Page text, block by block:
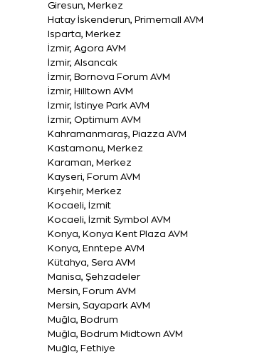
Giresun, Merkez
Hatay İskenderun, Primemall AVM
Isparta, Merkez
İzmir, Agora AVM
İzmir, Alsancak
İzmir, Bornova Forum AVM
İzmir, Hilltown AVM
İzmir, İstinye Park AVM
İzmir, Optimum AVM
Kahramanmaraş, Piazza AVM
Kastamonu, Merkez
Karaman, Merkez
Kayseri, Forum AVM
Kırşehir, Merkez
Kocaeli, İzmit
Kocaeli, İzmit Symbol AVM
Konya, Konya Kent Plaza AVM
Konya, Enntepe AVM
Kütahya, Sera AVM
Manisa, Şehzadeler
Mersin, Forum AVM
Mersin, Sayapark AVM
Muğla, Bodrum
Muğla, Bodrum Midtown AVM
Muğla, Fethiye